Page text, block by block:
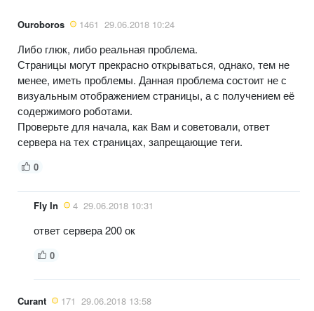
Ouroboros 1461 29.06.2018 10:24
Либо глюк, либо реальная проблема.
Страницы могут прекрасно открываться, однако, тем не
менее, иметь проблемы. Данная проблема состоит не с
визуальным отображением страницы, а с получением её
содержимого роботами.
Проверьте для начала, как Вам и советовали, ответ
сервера на тех страницах, запрещающие теги.
0
Fly In 4 29.06.2018 10:31
ответ сервера 200 ок
0
Curant 171 29.06.2018 13:58